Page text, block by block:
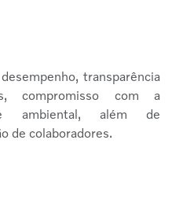
transparência
compromisso com a
ambiental, além de
de colaboradores.